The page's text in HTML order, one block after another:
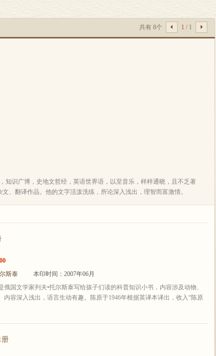
共有 8个 1 / 1
识广博，史地文哲经，英语世界语，以至音乐，样样通晓，且不乏著
、翻译作品。他的文字活泼洗练，所论深入浅出，理智而富激情。
斯泰
本印时间：2007年06月
俄国文学家列夫•托尔斯泰写给孩子们读的科普知识小书，内容涉及动物、
内容深入浅出，语言生动有趣。陈原于1946年根据英译本译出，收入“陈原
册